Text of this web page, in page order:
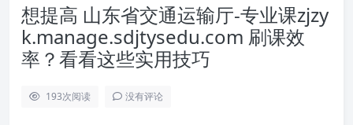
想提高 山东省交通运输厅-专业课zjzy
k.manage.sdjtysedu.com 刷课效
率？看看这些实用技巧
193次阅读 没有评论